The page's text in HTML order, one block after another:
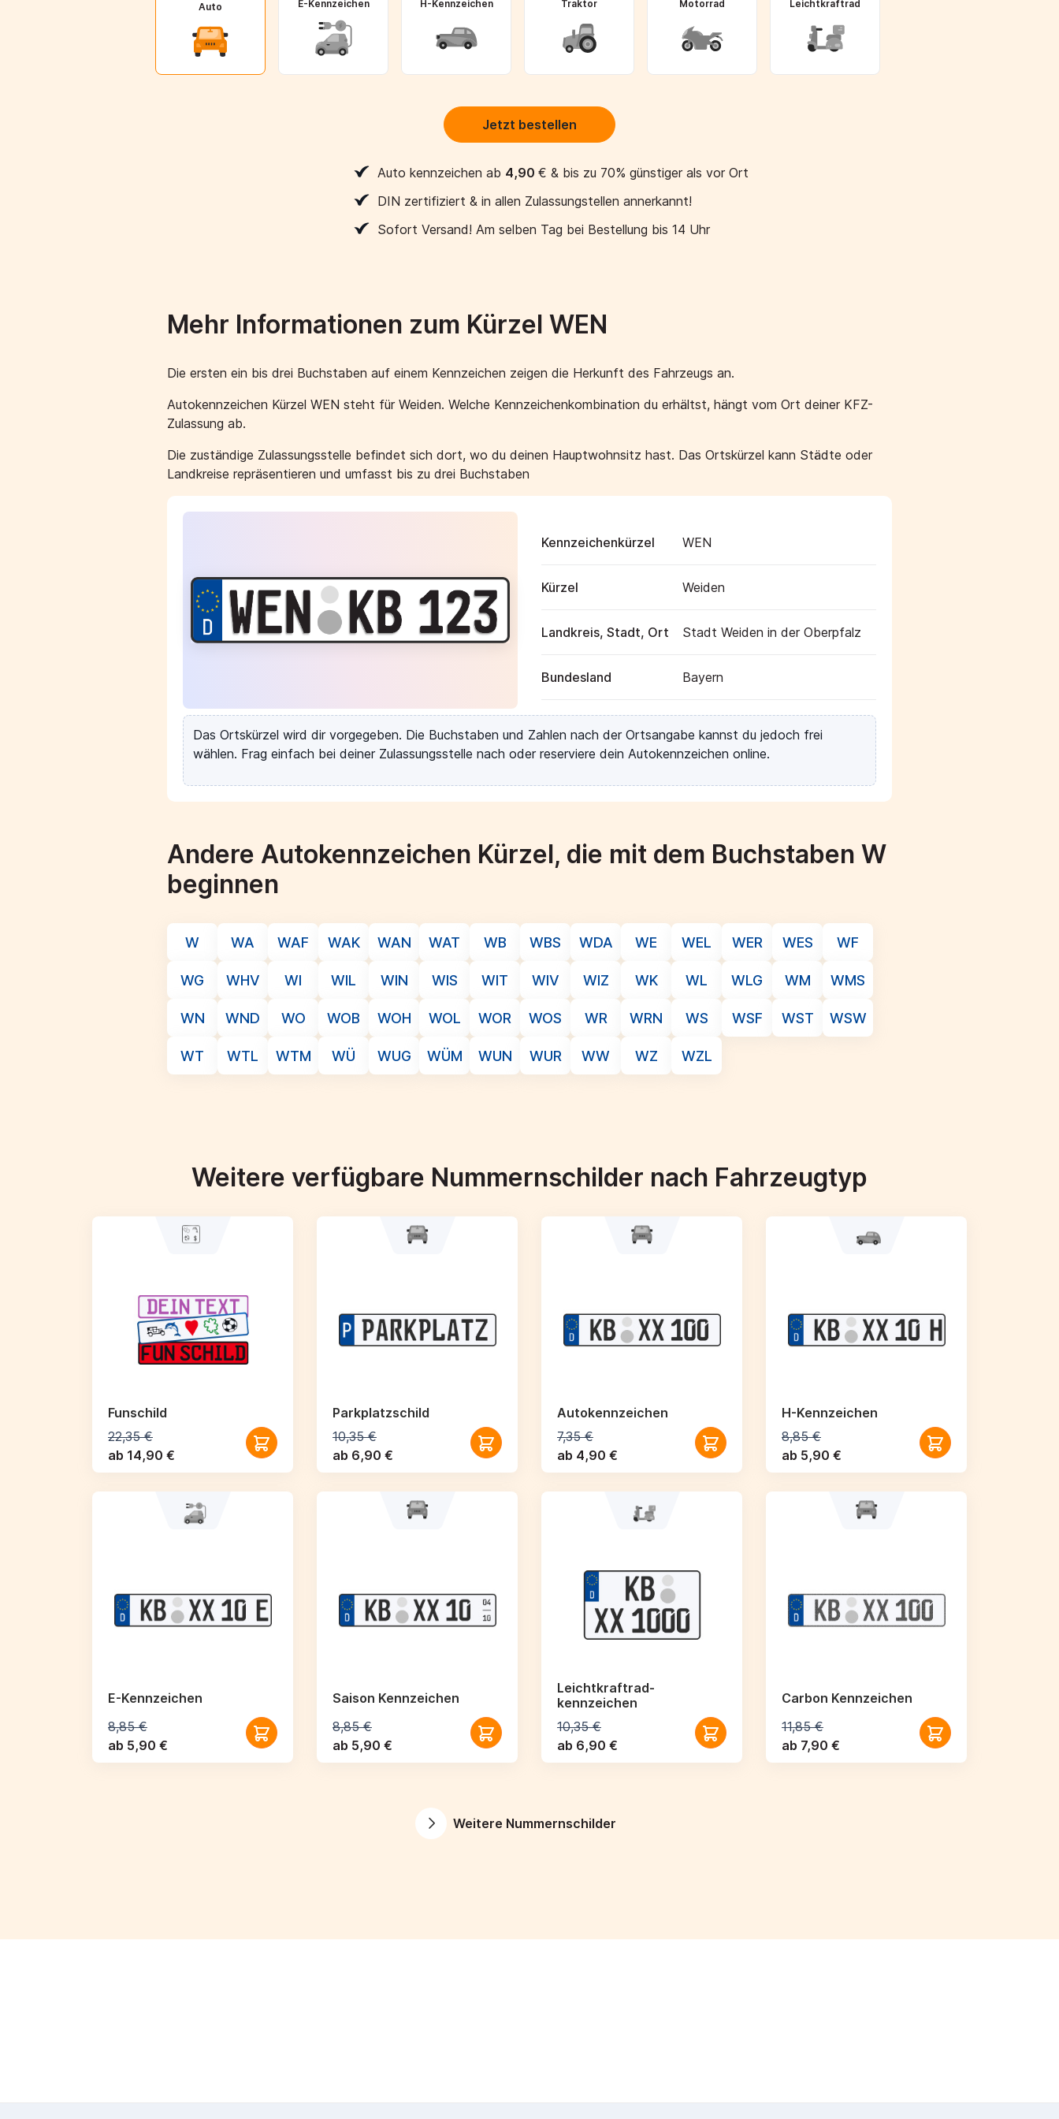
Auto E-Kennzeichen H-Kennzeichen Traktor Motorrad Leichtkraftrad
Jetzt bestellen
Auto kennzeichen ab 4,90 € & bis zu 70% günstiger als vor Ort
DIN zertifiziert & in allen Zulassungstellen annerkannt!
Sofort Versand! Am selben Tag bei Bestellung bis 14 Uhr
Mehr Informationen zum Kürzel WEN
Die ersten ein bis drei Buchstaben auf einem Kennzeichen zeigen die Herkunft des Fahrzeugs an.
Autokennzeichen Kürzel WEN steht für Weiden. Welche Kennzeichenkombination du erhältst, hängt vom Ort deiner KFZ-
Zulassung ab.
Die zuständige Zulassungsstelle befindet sich dort, wo du deinen Hauptwohnsitz hast. Das Ortskürzel kann Städte oder
Landkreise repräsentieren und umfasst bis zu drei Buchstaben
Kennzeichenkürzel WEN
Kürzel Weiden
Landkreis, Stadt, Ort Stadt Weiden in der Oberpfalz
Bundesland Bayern
Das Ortskürzel wird dir vorgegeben. Die Buchstaben und Zahlen nach der Ortsangabe kannst du jedoch frei
wählen. Frag einfach bei deiner Zulassungsstelle nach oder reserviere dein Autokennzeichen online.
Andere Autokennzeichen Kürzel, die mit dem Buchstaben W
beginnen
W WA WAF WAK WAN WAT WB WBS WDA WE WEL WER WES WF
WG WHV WI WIL WIN WIS WIT WIV WIZ WK WL WLG WM WMS
WN WND WO WOB WOH WOL WOR WOS WR WRN WS WSF WST WSW
WT WTL WTM WÜ WUG WÜM WUN WUR WW WZ WZL
Weitere verfügbare Nummernschilder nach Fahrzeugtyp
Funschild
22,35 €
ab 14,90 €
Parkplatzschild
10,35 €
ab 6,90 €
Autokennzeichen
7,35 €
ab 4,90 €
H-Kennzeichen
8,85 €
ab 5,90 €
E-Kennzeichen
8,85 €
ab 5,90 €
Saison Kennzeichen
8,85 €
ab 5,90 €
Leichtkraftrad­
kennzeichen
10,35 €
ab 6,90 €
Carbon Kennzeichen
11,85 €
ab 7,90 €
Weitere Nummernschilder